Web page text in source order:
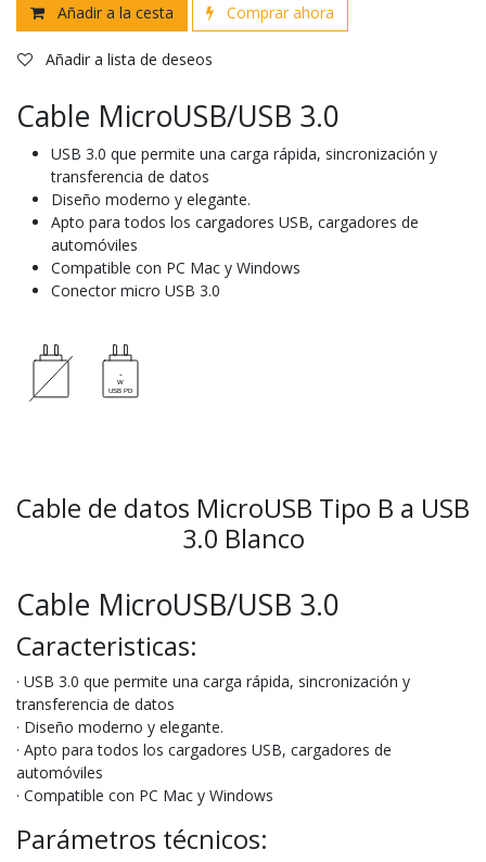
Añadir a la cesta Comprar ahora
Añadir a lista de deseos
Cable MicroUSB/USB 3.0
USB 3.0 que permite una carga rápida, sincronización y
transferencia de datos
Diseño moderno y elegante.
Apto para todos los cargadores USB, cargadores de
automóviles
Compatible con PC Mac y Windows
Conector micro USB 3.0
Cable de datos MicroUSB Tipo B a USB
3.0 Blanco
Cable MicroUSB/USB 3.0
Caracteristicas:
· USB 3.0 que permite una carga rápida, sincronización y
transferencia de datos
· Diseño moderno y elegante.
· Apto para todos los cargadores USB, cargadores de
automóviles
· Compatible con PC Mac y Windows
Parámetros técnicos: